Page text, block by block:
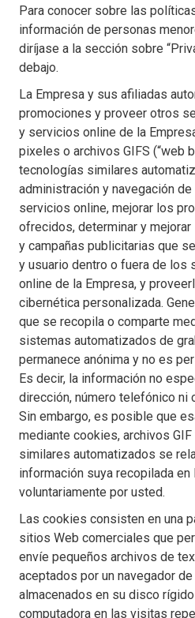
Para conocer sobre las
información de personas
diríjase a la sección sobre
debajo.
La Empresa y sus afiliadas
promociones y proveer otros
y servicios online de la
pixeles o archivos GIFS (“web
tecnologías similares
administración y navegación
servicios online, mejorar los
ofrecidos, determinar y
y campañas publicitarias que
y usuario dentro o fuera de
online de la Empresa, y
cibernética personalizada.
que se recopila o comparte
sistemas automatizados de
permanece anónima y no es
Es decir, la información no
dirección, número telefónico ni
Sin embargo, es posible que
mediante cookies, archivos
similares automatizados se
información suya recopilada
voluntariamente por usted.
Las cookies consisten en una
sitios Web comerciales que
envíe pequeños archivos de
aceptados por un navegador
almacenados en su disco
computadora en las visitas